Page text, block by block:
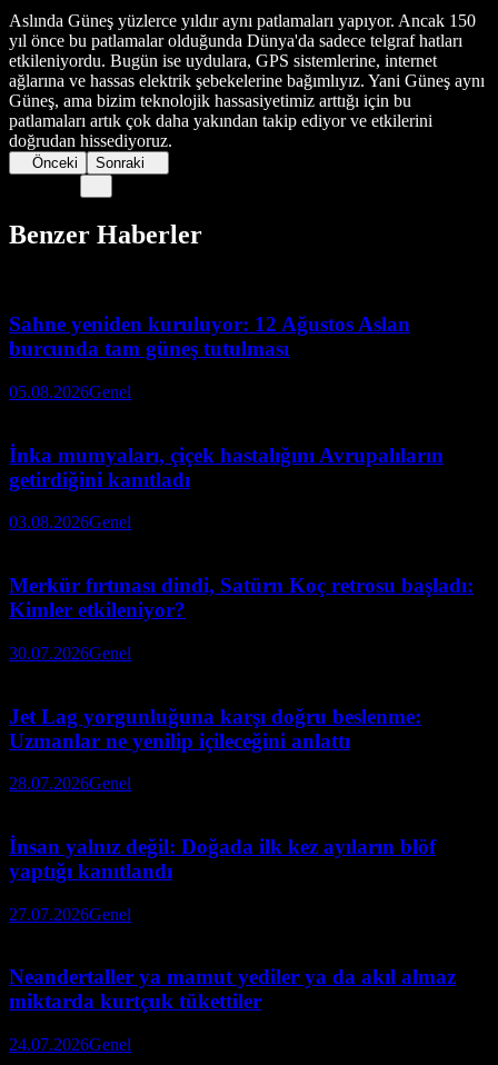
Aslında Güneş yüzlerce yıldır aynı patlamaları yapıyor. Ancak 150
yıl önce bu patlamalar olduğunda Dünya'da sadece telgraf hatları
etkileniyordu. Bugün ise uydulara, GPS sistemlerine, internet
ağlarına ve hassas elektrik şebekelerine bağımlıyız. Yani Güneş aynı
Güneş, ama bizim teknolojik hassasiyetimiz arttığı için bu
patlamaları artık çok daha yakından takip ediyor ve etkilerini
doğrudan hissediyoruz.
Önceki Sonraki
Benzer Haberler
Sahne yeniden kuruluyor: 12 Ağustos Aslan
burcunda tam güneş tutulması
05.08.2026Genel
İnka mumyaları, çiçek hastalığını Avrupalıların
getirdiğini kanıtladı
03.08.2026Genel
Merkür fırtınası dindi, Satürn Koç retrosu başladı:
Kimler etkileniyor?
30.07.2026Genel
Jet Lag yorgunluğuna karşı doğru beslenme:
Uzmanlar ne yenilip içileceğini anlattı
28.07.2026Genel
İnsan yalnız değil: Doğada ilk kez ayıların blöf
yaptığı kanıtlandı
27.07.2026Genel
Neandertaller ya mamut yediler ya da akıl almaz
miktarda kurtçuk tükettiler
24.07.2026Genel